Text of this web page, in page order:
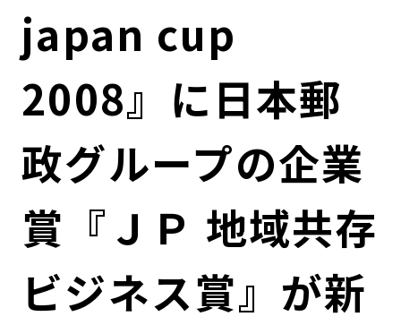
ローカル共創イニシアティブ
IRニュース
環境
ESGデータ集
japan cup
2008』に日本郵
政グループの企業
賞『ＪＰ 地域共存
ビジネス賞』が新